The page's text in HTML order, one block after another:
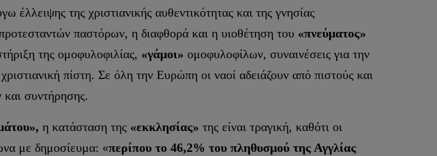
της χριστιανικής αυθεντικότητας και της γνησίας
παστόρων, η διαφθορά και η υιοθέτηση του «πνεύματος»
της ομοφυλοφιλίας, «γάμοι» ομοφυλοφίλων, συναινέσεις για την
πίστη. Σε όλη την Ευρώπη οι ναοί αδειάζουν από πιστούς και
συντήρησης.
η κατάσταση της «εκκλησίας» της είναι τραγική, καθότι οι
με δημοσίευμα: «περίπου το 46,2% του πληθυσμού της Αγγλίας